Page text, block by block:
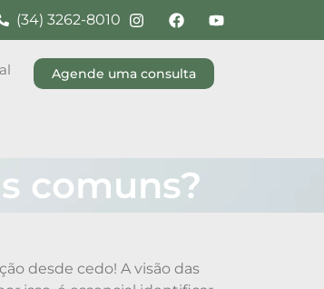
(34) 3262-8010
Agende uma consulta
comuns?
desde cedo! A visão das